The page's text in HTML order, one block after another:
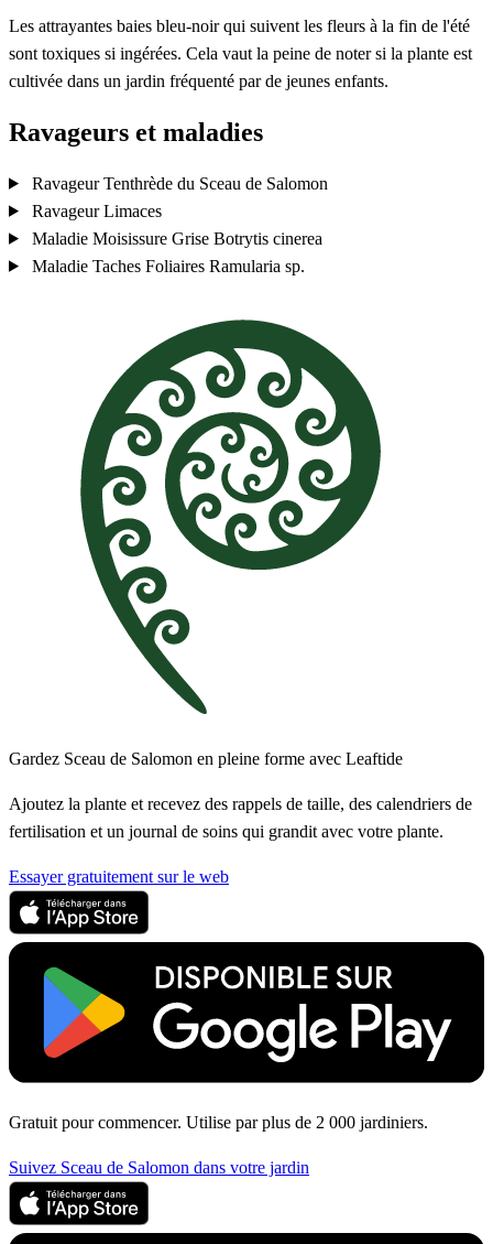
Les attrayantes baies bleu-noir qui suivent les fleurs à la fin de l'été
sont toxiques si ingérées. Cela vaut la peine de noter si la plante est
cultivée dans un jardin fréquenté par de jeunes enfants.
Ravageurs et maladies
RavageurTenthrède du Sceau de Salomon
RavageurLimaces
Maladie Moisissure Grise Botrytis cinerea
Maladie Taches Foliaires Ramularia sp.
Gardez Sceau de Salomon en pleine forme avec Leaftide
Ajoutez la plante et recevez des rappels de taille, des calendriers de
fertilisation et un journal de soins qui grandit avec votre plante.
Essayer gratuitement sur le web
Gratuit pour commencer. Utilise par plus de 2 000 jardiniers.
Suivez Sceau de Salomon dans votre jardin